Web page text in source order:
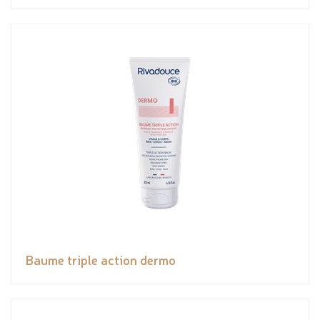
Baume triple action dermo